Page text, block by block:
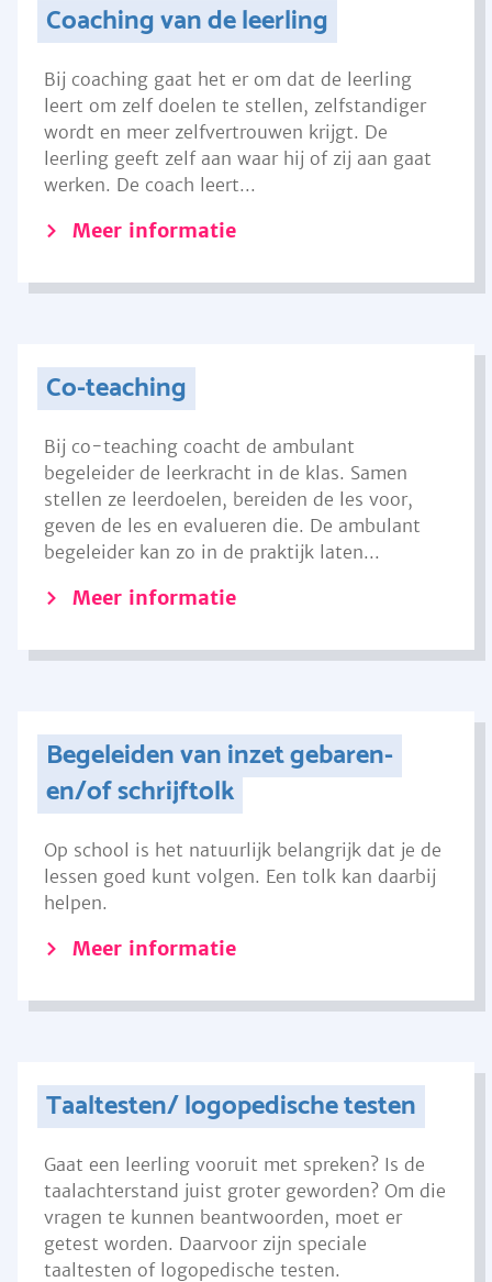
Coaching van de leerling
Bij coaching gaat het er om dat de leerling
leert om zelf doelen te stellen, zelfstandiger
wordt en meer zelfvertrouwen krijgt. De
leerling geeft zelf aan waar hij of zij aan gaat
werken. De coach leert...
Meer informatie
Co-teaching
Bij co-teaching coacht de ambulant
begeleider de leerkracht in de klas. Samen
stellen ze leerdoelen, bereiden de les voor,
geven de les en evalueren die. De ambulant
begeleider kan zo in de praktijk laten...
Meer informatie
Begeleiden van inzet gebaren-
en/of schrijftolk
Op school is het natuurlijk belangrijk dat je de
lessen goed kunt volgen. Een tolk kan daarbij
helpen.
Meer informatie
Taaltesten/ logopedische testen
Gaat een leerling vooruit met spreken? Is de
taalachterstand juist groter geworden? Om die
vragen te kunnen beantwoorden, moet er
getest worden. Daarvoor zijn speciale
taaltesten of logopedische testen.